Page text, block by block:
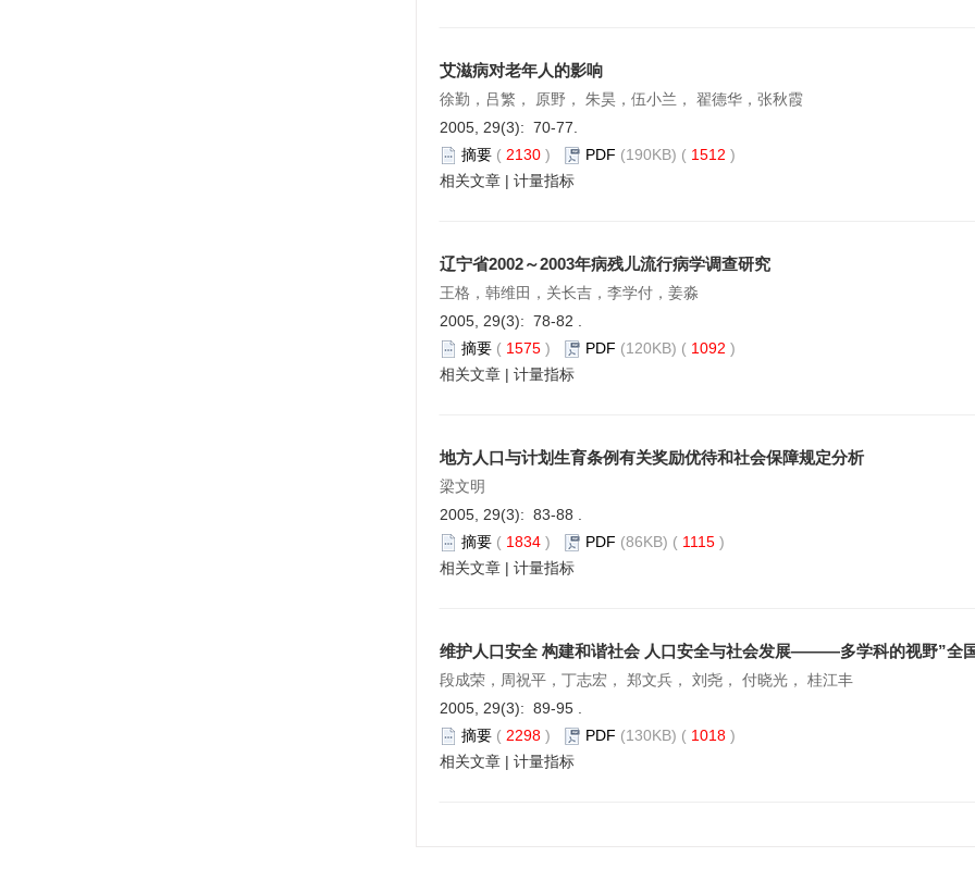
艾滋病对老年人的影响
徐勤，吕繁， 原野， 朱昊，伍小兰， 翟德华，张秋霞
2005, 29(3): 70-77.
摘要 ( 2130 ) PDF (190KB) ( 1512 )
相关文章 | 计量指标
辽宁省2002～2003年病残儿流行病学调查研究
王格，韩维田，关长吉，李学付，姜淼
2005, 29(3): 78-82 .
摘要 ( 1575 ) PDF (120KB) ( 1092 )
相关文章 | 计量指标
地方人口与计划生育条例有关奖励优待和社会保障规定分析
梁文明
2005, 29(3): 83-88 .
摘要 ( 1834 ) PDF (86KB) ( 1115 )
相关文章 | 计量指标
维护人口安全 构建和谐社会 人口安全与社会发展———多学科的视野”全
段成荣，周祝平，丁志宏， 郑文兵， 刘尧， 付晓光， 桂江丰
2005, 29(3): 89-95 .
摘要 ( 2298 ) PDF (130KB) ( 1018 )
相关文章 | 计量指标